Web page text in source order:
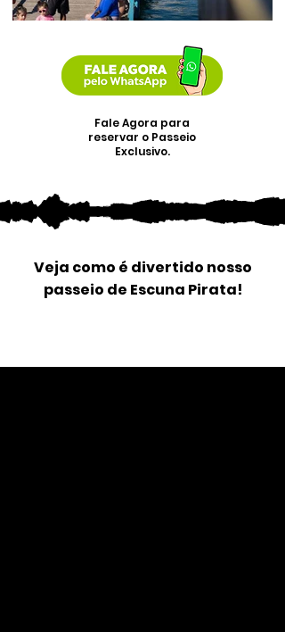
Fale Agora para
reservar o Passeio
Exclusivo.
Veja como é divertido nosso
passeio de Escuna Pirata!